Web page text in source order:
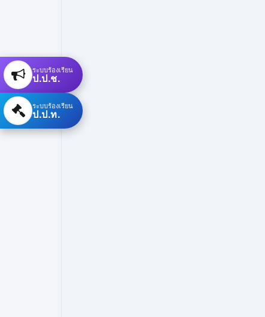
ระบบร้องเรียน
ป.ป.ช.
ระบบร้องเรียน
ป.ป.ท.